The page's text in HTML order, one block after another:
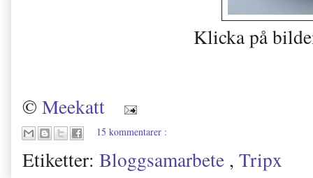
Klicka på
© Meekatt
15 kommentarer :
Etiketter: Bloggsamarbete , Tripx